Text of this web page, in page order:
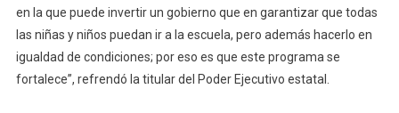
en la que puede invertir un gobierno que en garantizar que todas
las niñas y niños puedan ir a la escuela, pero además hacerlo en
igualdad de condiciones; por eso es que este programa se
fortalece”, refrendó la titular del Poder Ejecutivo estatal.